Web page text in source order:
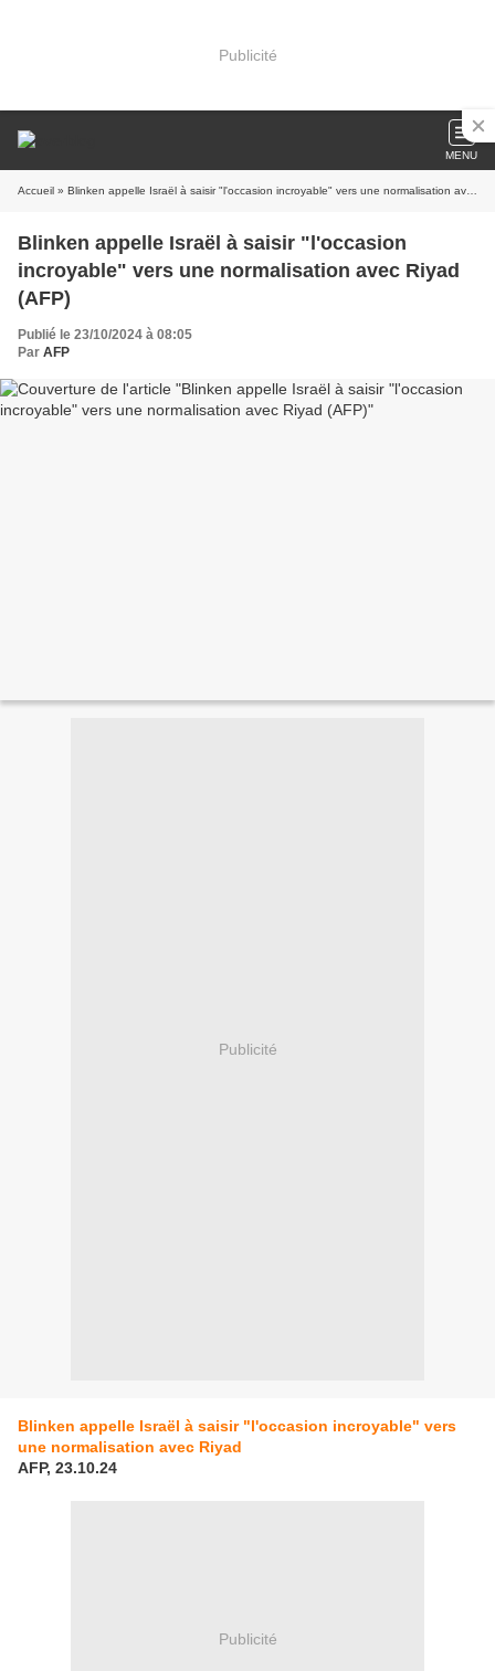
Publicité
MENU
Accueil » Blinken appelle Israël à saisir "l'occasion incroyable" vers une normalisation avec Riyad (AFP)
Blinken appelle Israël à saisir "l'occasion
incroyable" vers une normalisation avec Riyad
(AFP)
Publié le 23/10/2024 à 08:05
Par AFP
Publicité
Blinken appelle Israël à saisir "l'occasion incroyable" vers
une normalisation avec Riyad
AFP, 23.10.24
Publicité